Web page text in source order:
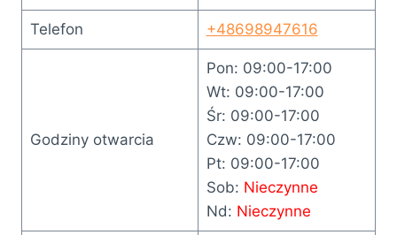
Telefon +48698947616
Godziny otwarcia
Pon: 09:00-17:00
Wt: 09:00-17:00
Śr: 09:00-17:00
Czw: 09:00-17:00
Pt: 09:00-17:00
Sob: Nieczynne
Nd: Nieczynne